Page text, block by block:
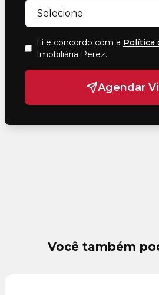
Li e concordo com a Política
Imobiliária Perez.
Agendar
Você também